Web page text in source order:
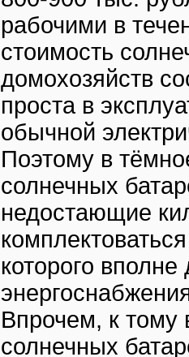
рабочими в
стоимость
домохозяйств
проста в
обычной
Поэтому в
солнечных
недостающие
которого
Впрочем, к тому
солнечных